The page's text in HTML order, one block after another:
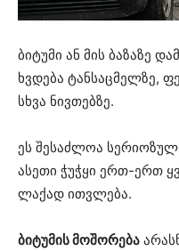
ბიტუმი ან მის ბაზაზე
ხვდება ტანსაცმელზე,
სხვა ნივთებზე.
ეს შესაძლოა
ასეთი ჭუჭყი ერთ-ერთ
ლაქად ითვლება.
ბიტუმის მოშორება